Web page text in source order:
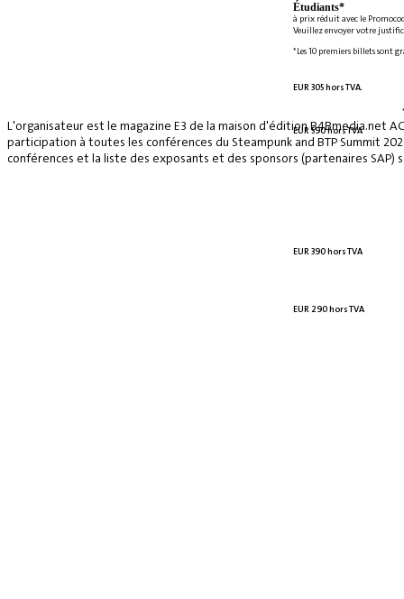
Étudiants*
à prix réduit avec le
Veuillez envoyer votre
*Les 10 premiers billets sont
EUR 305 hors TVA.
EUR 590 hors TVA
EUR 390 hors TVA
EUR 290 hors TVA
L'organisateur est le magazine E3 de la maison d'édition B4Bmedia.net
participation à toutes les conférences du Steampunk and BTP Summit
conférences et la liste des exposants et des sponsors (partenaires